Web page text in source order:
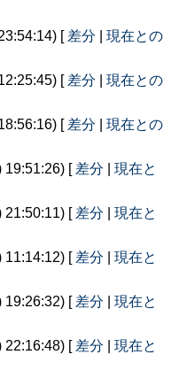
[ 差分
現在との
[ 差分
現在との
[ 差分
現在との
19:51:26) [ 差分
現在と
21:50:11) [ 差分
現在と
11:14:12) [ 差分
現在と
19:26:32) [ 差分
現在と
22:16:48) [ 差分
現在と